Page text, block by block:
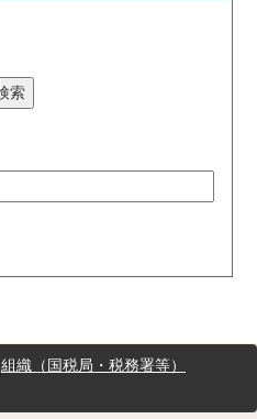
組織（国税局・税務署等）